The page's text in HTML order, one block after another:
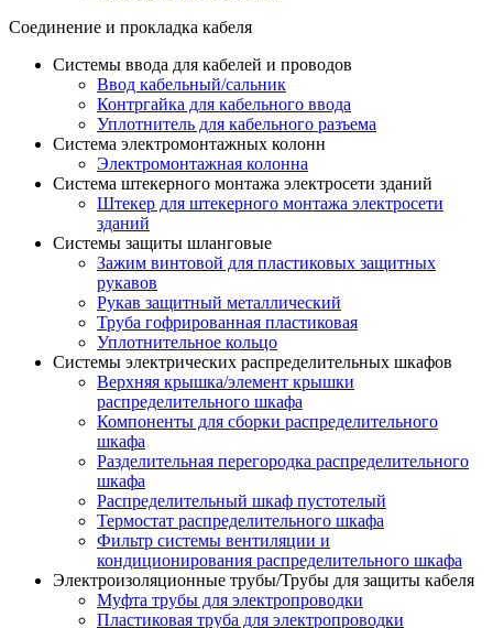
Соединение и прокладка кабеля
Системы ввода для кабелей и проводов
Ввод кабельный/сальник
Контргайка для кабельного ввода
Уплотнитель для кабельного разъема
Система электромонтажных колонн
Электромонтажная колонна
Система штекерного монтажа электросети зданий
Штекер для штекерного монтажа электросети
зданий
Системы защиты шланговые
Зажим винтовой для пластиковых защитных
рукавов
Рукав защитный металлический
Труба гофрированная пластиковая
Уплотнительное кольцо
Системы электрических распределительных шкафов
Верхняя крышка/элемент крышки
распределительного шкафа
Компоненты для сборки распределительного
шкафа
Разделительная перегородка распределительного
шкафа
Распределительный шкаф пустотелый
Термостат распределительного шкафа
Фильтр системы вентиляции и
кондиционирования распределительного шкафа
Электроизоляционные трубы/Трубы для защиты кабеля
Муфта трубы для электропроводки
Пластиковая труба для электропроводки